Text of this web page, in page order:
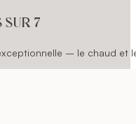
SUR 7
– le chaud et